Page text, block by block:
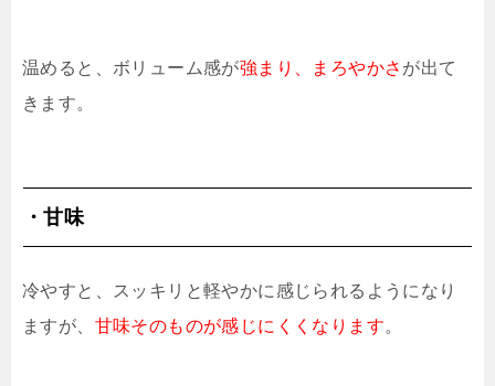
温めると、ボリューム感が強まり、まろやかさ が出て
きます。
・甘味
冷やすと、スッキリと軽やかに感じられるようになり
ますが、 甘味そのものが感じにくくなります。